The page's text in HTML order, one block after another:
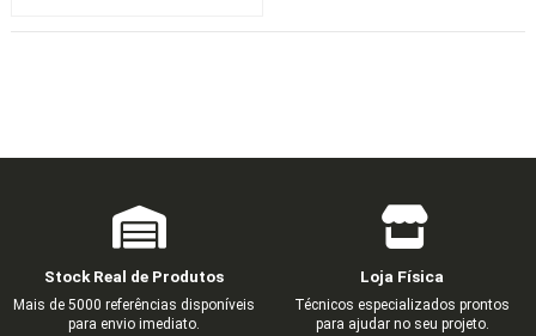
Stock Real de Produtos
Mais de 5000 referências disponíveis
para envio imediato.
Loja Física
Técnicos especializados prontos
para ajudar no seu projeto.